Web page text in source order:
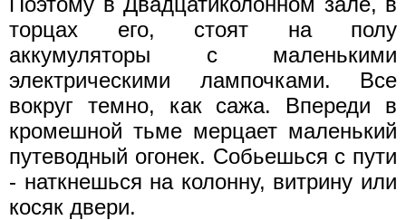
торцах его, стоят на полу
аккумуляторы с маленькими
электрическими лампочками. Все
вокруг темно, как сажа. Впереди в
кромешной тьме мерцает маленький
путеводный огонек. Собьешься с пути
- наткнешься на колонну, витрину или
косяк двери.